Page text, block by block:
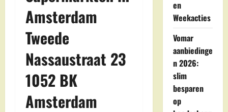
Amsterdam
Tweede
Nassaustraat 23
1052 BK
Amsterdam
en
Weekacties
Vomar
aanbiedinge
n 2026:
slim
besparen
op